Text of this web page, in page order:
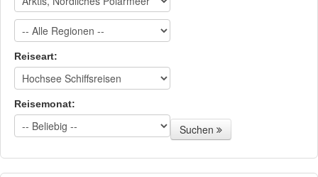
Reiseart:
Reisemonat:
Suchen